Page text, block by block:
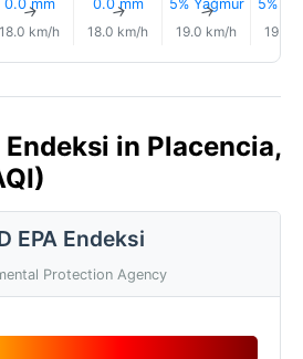
0.0 mm
↑
18.0 km/h
0.0 mm
↑
18.0 km/h
5% Yağmur
↑
19.0 km/h
5%
19.0
in Placencia,
EPA Endeksi
Protection Agency